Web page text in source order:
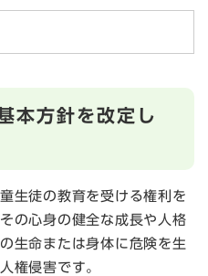
本方針を改定し
生徒の教育を受ける権利を
の心身の健全な成長や人格
生命または身体に危険を生
権侵害です。